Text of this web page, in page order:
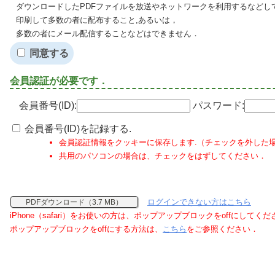
ダウンロードしたPDFファイルを放送やネットワークを利用するなど
印刷して多数の者に配布すること,あるいは，
多数の者にメール配信することなどはできません．
同意する
会員認証が必要です．
会員番号(ID): パスワード:
会員番号(ID)を記録する.
会員認証情報をクッキーに保存します.（チェックを外した
共用のパソコンの場合は、チェックをはずしてください．
PDFダウンロード（3.7 MB）
ログインできない方はこちら
iPhone（safari）をお使いの方は、ポップアップブロックをoffにしてくだ
ポップアップブロックをoffにする方法は、 こちら をご参照ください．